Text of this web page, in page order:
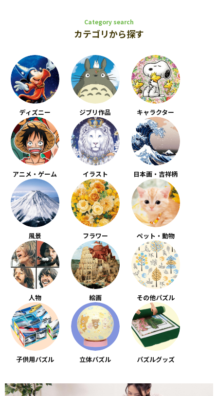
Category search
カテゴリから探す
ディズニー ジブリ作品 キャラクター
アニメ・ゲーム イラスト 日本画・吉祥柄
風景 フラワー ペット・動物
人物 絵画 その他パズル
子供用パズル 立体パズル パズルグッズ